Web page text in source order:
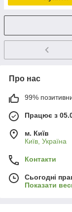
Про нас
99%
Працює з
м. Київ
Київ, Україна
Контакти
Сьогодні
Показати